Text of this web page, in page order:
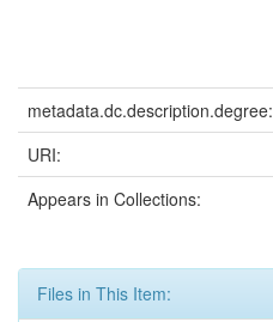
metadata.dc.description.degree:
URI:
Appears in Collections:
Files in This Item: